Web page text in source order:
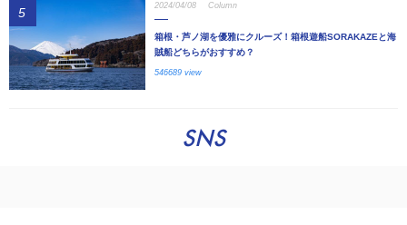
5 2024/04/08 Column
箱根・芦ノ湖を優雅にクルーズ！箱根遊船SORAKAZEと海
賊船どちらがおすすめ？
546689 view
SNS